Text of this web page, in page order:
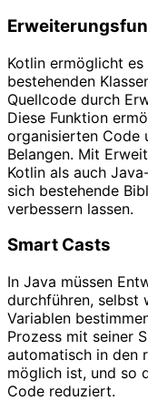
Kotlin ermöglicht es
bestehenden
Quellcode durch
Diese Funktion
organisierten Code
Belangen. Mit
Kotlin als auch
sich bestehende
verbessern lassen.
Smart Casts
In Java müssen
durchführen, selbst
Variablen
Prozess mit seiner
automatisch in den
möglich ist, und so
Code reduziert.